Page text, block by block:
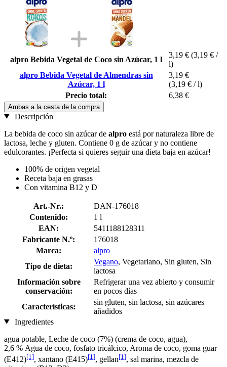
alpro Bebida Vegetal de Coco sin Azúcar, 1 l
3,19 € (3,19 € /
l)
alpro Bebida Vegetal de Almendras sin
Azúcar, 1 l
3,19 €
(3,19 € / l)
Precio total:
6,38 €
Ambas a la cesta de la compra
Descripción
La bebida de coco sin azúcar de alpro está por naturaleza libre de
lactosa, leche y gluten. Contiene 0 g de azúcar y no contiene
edulcorantes. ¡Perfecta si quieres seguir una dieta baja en azúcar!
100% de origen vegetal
Receta baja en grasas
Con vitamina B12 y D
Art.-Nr.:
DAN-176018
Contenido:
1 l
EAN:
5411188128311
Fabricante N.º:
176018
Marca:
alpro
Tipo de dieta:
Vegano, Vegetariano, Sin gluten, Sin
lactosa
Información sobre
conservación:
Refrigerar una vez abierto y consumir
en pocos días
Características:
sin gluten, sin lactosa, sin azúcares
añadidos
Ingredientes
agua potable, Leche de coco (7%) (crema de coco, agua),
2,6 % Agua de coco, fosfato tricálcico, Aroma de coco, goma guar
(E412)[1], xantano (E415)[1], gellan[1], sal marina, mezcla de